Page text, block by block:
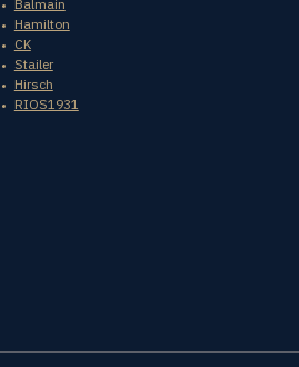
Balmain
Hamilton
CK
Stailer
Hirsch
RIOS1931